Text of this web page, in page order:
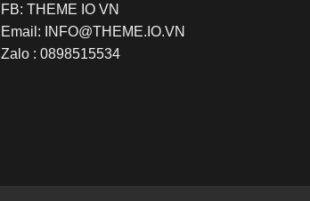
FB: THEME IO VN
Email: INFO@THEME.IO.VN
Zalo : 0898515534